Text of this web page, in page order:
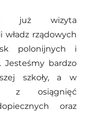
już wizyta
władz rządowych
polonijnych i
Jesteśmy bardzo
szkoły, a w
z osiągnięć
oraz